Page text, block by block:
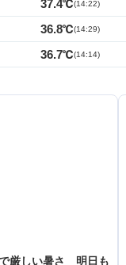
37.4℃(14:22)
36.8℃(14:29)
36.7℃(14:14)
厳しい暑さ 明日も